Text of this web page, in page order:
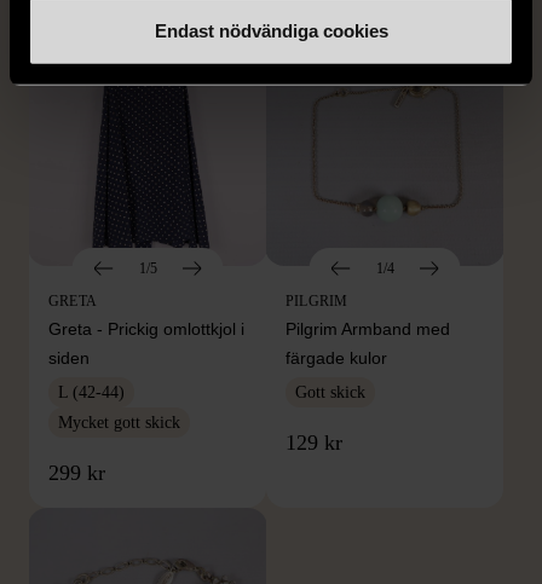
Endast nödvändiga cookies
1/5
GRETA
Greta - Prickig omlottkjol i
siden
L (42-44)
Mycket gott skick
299 kr
1/4
PILGRIM
Pilgrim Armband med
färgade kulor
Gott skick
129 kr